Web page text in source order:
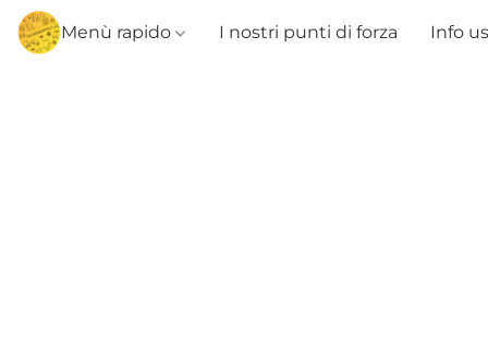
Menù rapido I nostri punti di forza Info